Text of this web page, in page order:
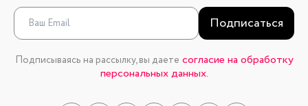
Подписаться
Подписываясь на рассылку, вы даете согласие на обработку
персональных данных.